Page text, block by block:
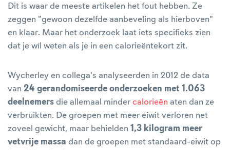
Dit is waar de meeste artikelen het fout hebben. Ze
zeggen "gewoon dezelfde aanbeveling als hierboven"
en klaar. Maar het onderzoek laat iets specifieks zien
dat je wíl weten als je in een calorieëntekort zit.
Wycherley en collega's analyseerden in 2012 de data
van 24 gerandomiseerde onderzoeken met 1.063
deelnemers die allemaal minder calorieën aten dan ze
verbruikten. De groepen met meer eiwit verloren net
zoveel gewicht, maar behielden 1,3 kilogram meer
vetvrije massa dan de groepen met standaard-eiwit op